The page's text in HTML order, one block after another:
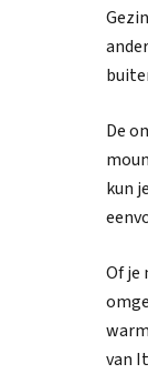
De
kun
Of je
van